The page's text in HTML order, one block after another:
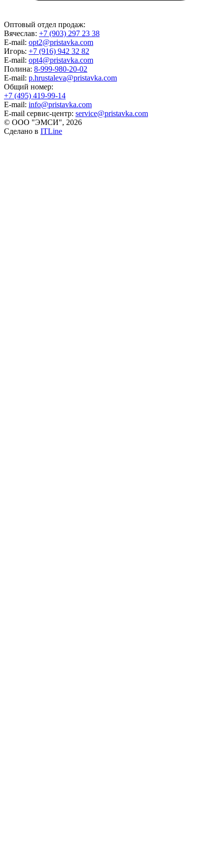
Оптовый отдел продаж:
Вячеслав: +7 (903) 297 23 38
E-mail: opt2@pristavka.com
Игорь: +7 (916) 942 32 82
E-mail: opt4@pristavka.com
Полина: 8-999-980-20-02
E-mail: p.hrustaleva@pristavka.com
Общий номер:
+7 (495) 419-99-14
E-mail: info@pristavka.com
E-mail сервис-центр: service@pristavka.com
© ООО "ЭМСИ", 2026
Сделано в ITLine